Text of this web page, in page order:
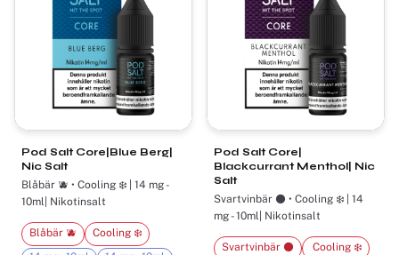
Pod Salt Core|Blue Berg|
Nic Salt
Blåbär 🫐 • Cooling ❄️ | 14 mg -
10ml| Nikotinsalt
Blåbär 🫐
Cooling ❄️
Pod Salt Core|
Blackcurrant Menthol| Nic
Salt
Svartvinbär ⚫ •​ Cooling ❄️ | 14
mg - 10ml| Nikotinsalt
Svartvinbär ⚫
​ Cooling ❄️